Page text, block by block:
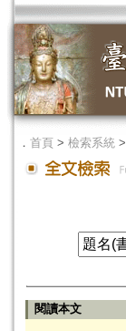
． 首頁 > 檢索系統 >
閱讀本文